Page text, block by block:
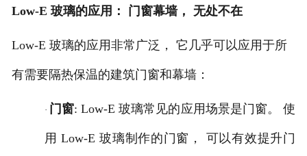
Low-E 玻璃的应用： 门窗幕墙， 无处不在
Low-E 玻璃的应用非常广泛， 它几乎可以应用于所
有需要隔热保温的建筑门窗和幕墙：
· 门窗: Low-E 玻璃常见的应用场景是门窗。 使
用 Low-E 玻璃制作的门窗， 可以有效提升门